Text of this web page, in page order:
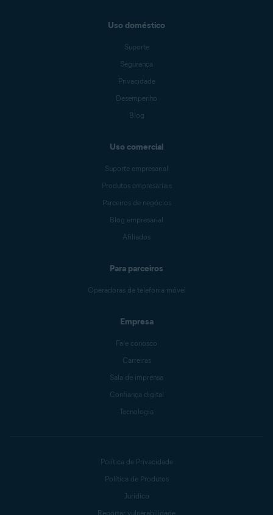
Uso doméstico
Suporte
Segurança
Privacidade
Desempenho
Blog
Uso comercial
Suporte empresarial
Produtos empresariais
Parceiros de negócios
Blog empresarial
Afiliados
Para parceiros
Operadoras de telefonia móvel
Empresa
Fale conosco
Carreiras
Sala de imprensa
Confiança digital
Tecnologia
Política de Privacidade
Política de Produtos
Jurídico
Reportar vulnerabilidade